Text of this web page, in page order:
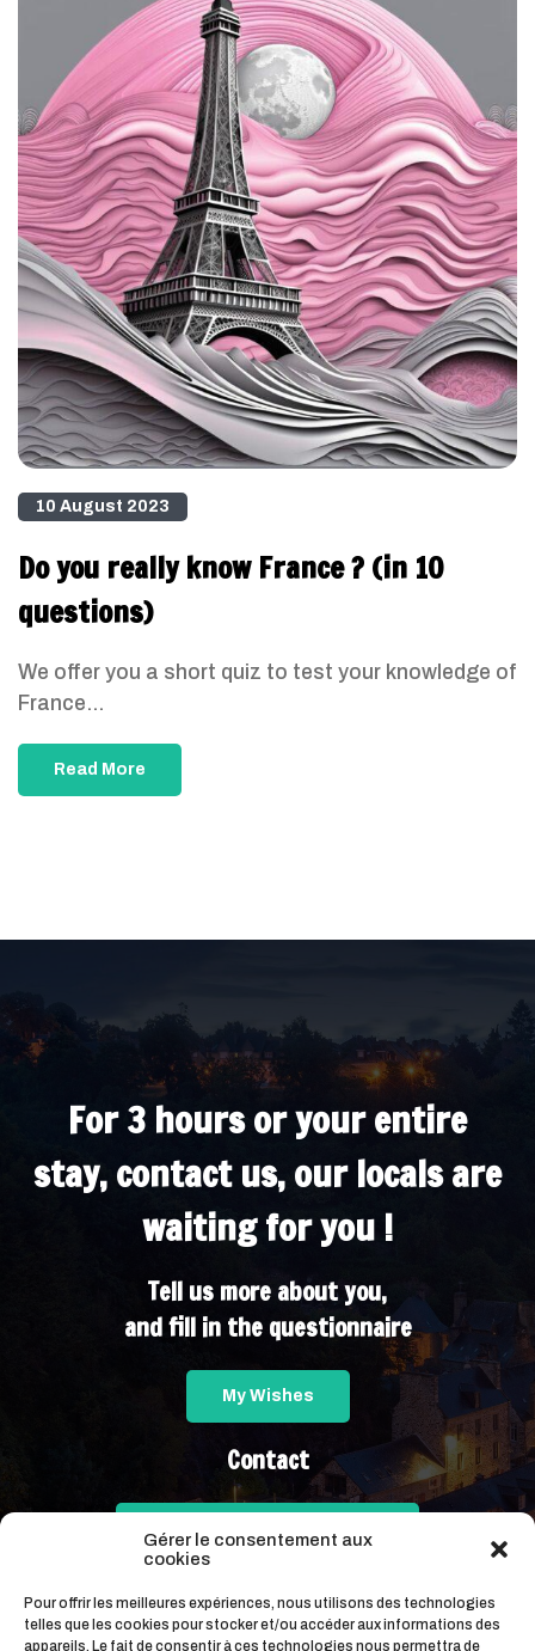
Gérer le consentement aux
cookies
Pour offrir les meilleures expériences, nous utilisons des technologies
telles que les cookies pour stocker et/ou accéder aux informations des
appareils. Le fait de consentir à ces technologies nous permettra de
10 August 2023
Do you really know France ? (in 10
questions)
We offer you a short quiz to test your knowledge of
France...
Read More
For 3 hours or your entire
stay, contact us, our locals are
waiting for you !
Tell us more about you,
and fill in the questionnaire
My Wishes
Contact
+ 33 (0)6 15 52 09 22